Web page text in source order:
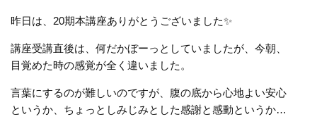
昨日は、20期本講座ありがとうございました✨
講座受講直後は、何だかぼーっとしていましたが、今朝、
目覚めた時の感覚が全く違いました。
言葉にするのが難しいのですが、腹の底から心地よい安心
というか、ちょっとしみじみとした感謝と感動というか…